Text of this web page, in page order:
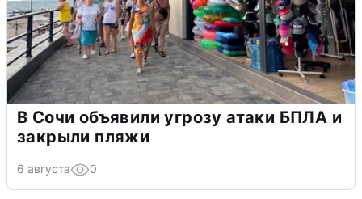
В Сочи объявили угрозу атаки БПЛА и
закрыли пляжи
6 августа 0